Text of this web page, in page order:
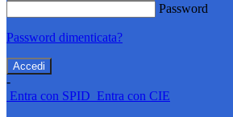
Password
Password dimenticata?
-
Entra con SPID Entra con CIE